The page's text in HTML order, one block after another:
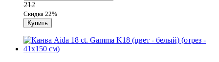
212
Скидка 22%